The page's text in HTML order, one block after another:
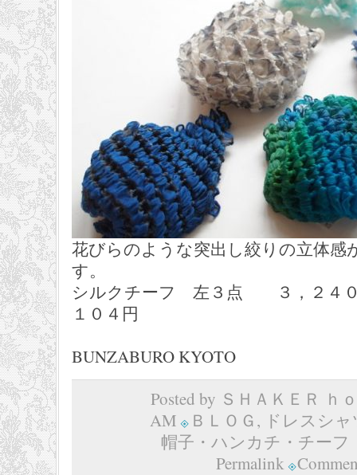
花びらのような突出し絞りの立体感
す。
シルクチーフ 左３点 ３，２
１０４円
BUNZABURO KYOTO
Posted by ＳＨＡＫＥＲ ｈ
AM
ＢＬＯＧ, ドレスシ
帽子・ハンカチ・チーフ
Permalink